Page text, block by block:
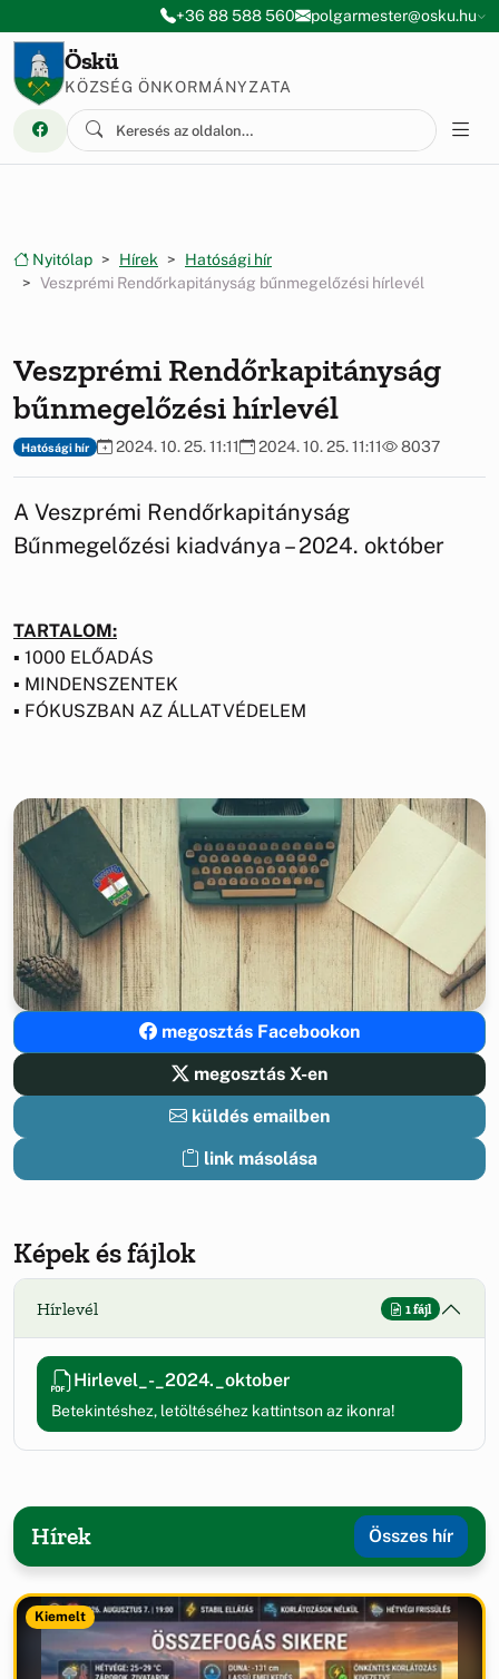
Ugrás a menüre
Ugrás a tartalomra+36 88 588 560 polgarmester@osku.hu
Öskü
KÖZSÉG ÖNKORMÁNYZATA
Nyitólap Hírek
Hatósági hír
Veszprémi Rendőrkapitányság bűnmegelőzési hírlevél
Veszprémi Rendőrkapitányság
bűnmegelőzési hírlevél
Hatósági hír 2024. 10. 25. 11:11 2024. 10. 25. 11:11 8037
A Veszprémi Rendőrkapitányság
Bűnmegelőzési kiadványa – 2024. október
TARTALOM:
▪ 1000 ELŐADÁS
▪ MINDENSZENTEK
▪ FÓKUSZBAN AZ ÁLLATVÉDELEM
megosztás Facebookon
megosztás X-en
küldés emailben
link másolása
Képek és fájlok
Hírlevél 1 fájl
Hirlevel_-_2024._oktober
Betekintéshez, letöltéséhez kattintson az ikonra!
Hírek Összes hír
Kiemelt